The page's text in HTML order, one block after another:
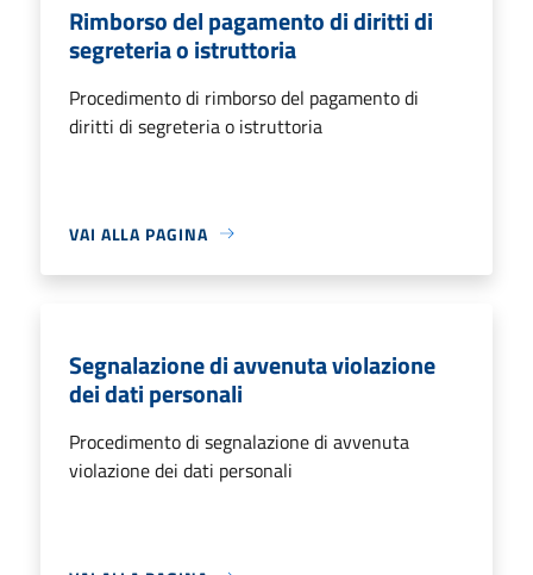
Rimborso del pagamento di diritti di
segreteria o istruttoria
Procedimento di rimborso del pagamento di
diritti di segreteria o istruttoria
VAI ALLA PAGINA
Segnalazione di avvenuta violazione
dei dati personali
Procedimento di segnalazione di avvenuta
violazione dei dati personali